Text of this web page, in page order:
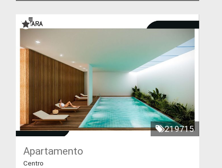
219715
Apartamento
Centro